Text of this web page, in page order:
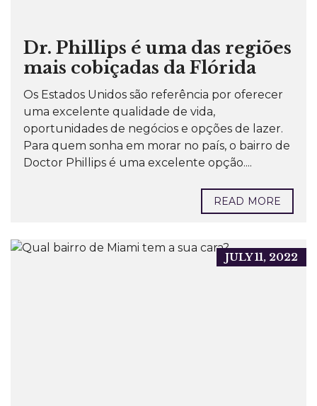
Dr. Phillips é uma das regiões
mais cobiçadas da Flórida
Os Estados Unidos são referência por oferecer
uma excelente qualidade de vida,
oportunidades de negócios e opções de lazer.
Para quem sonha em morar no país, o bairro de
Doctor Phillips é uma excelente opção....
READ MORE
JULY 11, 2022